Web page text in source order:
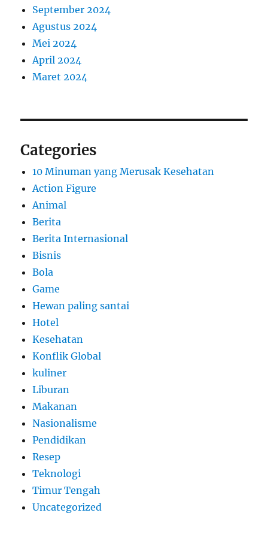
September 2024
Agustus 2024
Mei 2024
April 2024
Maret 2024
Categories
10 Minuman yang Merusak Kesehatan
Action Figure
Animal
Berita
Berita Internasional
Bisnis
Bola
Game
Hewan paling santai
Hotel
Kesehatan
Konflik Global
kuliner
Liburan
Makanan
Nasionalisme
Pendidikan
Resep
Teknologi
Timur Tengah
Uncategorized